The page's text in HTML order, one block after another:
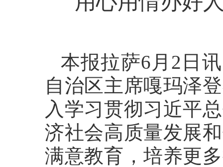
本报拉萨6月2日
自治区主席嘎玛泽
入学习贯彻习近平
济社会高质量发展
满意教育，培养更